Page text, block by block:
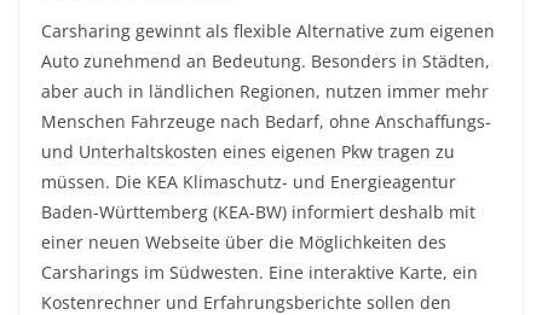
Carsharing gewinnt als flexible Alternative zum eigenen
Auto zunehmend an Bedeutung. Besonders in Städten,
aber auch in ländlichen Regionen, nutzen immer mehr
Menschen Fahrzeuge nach Bedarf, ohne Anschaffungs-
und Unterhaltskosten eines eigenen Pkw tragen zu
müssen. Die KEA Klimaschutz- und Energieagentur
Baden-Württemberg (KEA-BW) informiert deshalb mit
einer neuen Webseite über die Möglichkeiten des
Carsharings im Südwesten. Eine interaktive Karte, ein
Kostenrechner und Erfahrungsberichte sollen den